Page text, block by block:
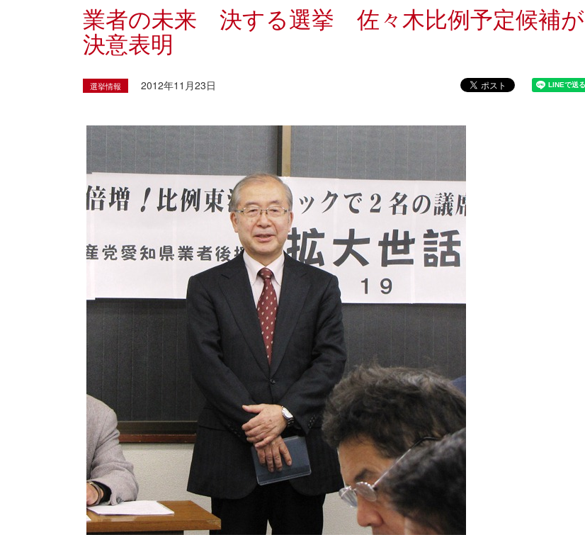
業者の未来 決する選挙 佐々木比例予定候補が
決意表明
選挙情報 2012年11月23日